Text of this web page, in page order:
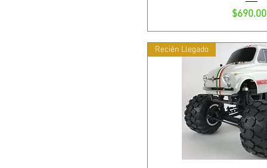
Precio
Recién Llegado